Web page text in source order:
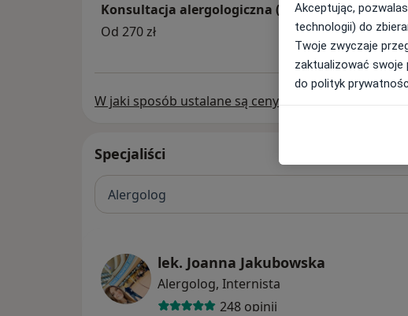
Konsultacja alergologiczna (dzieci i dorośli)
Od 270 zł
W jaki sposób ustalane są ceny?
Specjaliści
Alergolog
lek. Joanna Jakubowska
Alergolog, Internista
248 opinii
Akceptując,
technologii) do
Twoje zwyczaje
zaktualizować swoje
do polityk